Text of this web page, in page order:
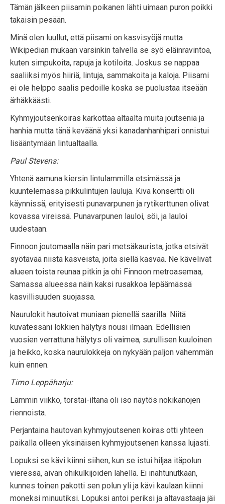
Tämän jälkeen piisamin poikanen lähti uimaan puron poikki
takaisin pesään.
Minä olen luullut, että piisami on kasvisyöjä mutta
Wikipedian mukaan varsinkin talvella se syö eläinravintoa,
kuten simpukoita, rapuja ja kotiloita. Joskus se nappaa
saaliiksi myös hiiriä, lintuja, sammakoita ja kaloja. Piisami
ei ole helppo saalis pedoille koska se puolustaa itseään
ärhäkkäästi.
Kyhmyjoutsenkoiras karkottaa altaalta muita joutsenia ja
hanhia mutta tänä keväänä yksi kanadanhanhipari onnistui
lisääntymään lintualtaalla.
Paul Stevens:
Yhtenä aamuna kiersin lintulammilla etsimässä ja
kuuntelemassa pikkulintujen lauluja. Kiva konsertti oli
käynnissä, erityisesti punavarpunen ja rytikerttunen olivat
kovassa vireissä. Punavarpunen lauloi, söi, ja lauloi
uudestaan.
Finnoon joutomaalla näin pari metsäkaurista, jotka etsivät
syötävää niistä kasveista, joita siellä kasvaa. Ne kävelivät
alueen toista reunaa pitkin ja ohi Finnoon metroasemaa,
Samassa alueessa näin kaksi rusakkoa lepäämässä
kasvillisuuden suojassa.
Naurulokit hautoivat muniaan pienellä saarilla. Niitä
kuvatessani lokkien hälytys nousi ilmaan. Edellisien
vuosien verrattuna hälytys oli vaimea, surullisen kuuloinen
ja heikko, koska naurulokkeja on nykyään paljon vähemmän
kuin ennen.
Timo Leppäharju:
Lämmin viikko, torstai-iltana oli iso näytös nokikanojen
riennoista.
Perjantaina hautovan kyhmyjoutsenen koiras otti yhteen
paikalla olleen yksinäisen kyhmyjoutsenen kanssa lujasti.
Lopuksi se kävi kiinni siihen, kun se istui hiljaa itäpolun
vieressä, aivan ohikulkijoiden lähellä. Ei inahtunutkaan,
kunnes toinen pakotti sen polun yli ja kävi kaulaan kiinni
moneksi minuutiksi. Lopuksi antoi periksi ja altavastaaja jäi